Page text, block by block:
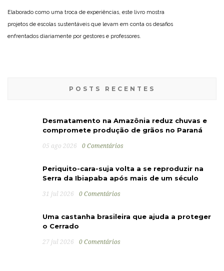
Elaborado como uma troca de experiências, este livro mostra
projetos de escolas sustentáveis que levam em conta os desafios
enfrentados diariamente por gestores e professores.
POSTS RECENTES
Desmatamento na Amazônia reduz chuvas e
compromete produção de grãos no Paraná
05 ago 2026 0 Comentários
Periquito-cara-suja volta a se reproduzir na
Serra da Ibiapaba após mais de um século
31 jul 2026 0 Comentários
Uma castanha brasileira que ajuda a proteger
o Cerrado
27 jul 2026 0 Comentários